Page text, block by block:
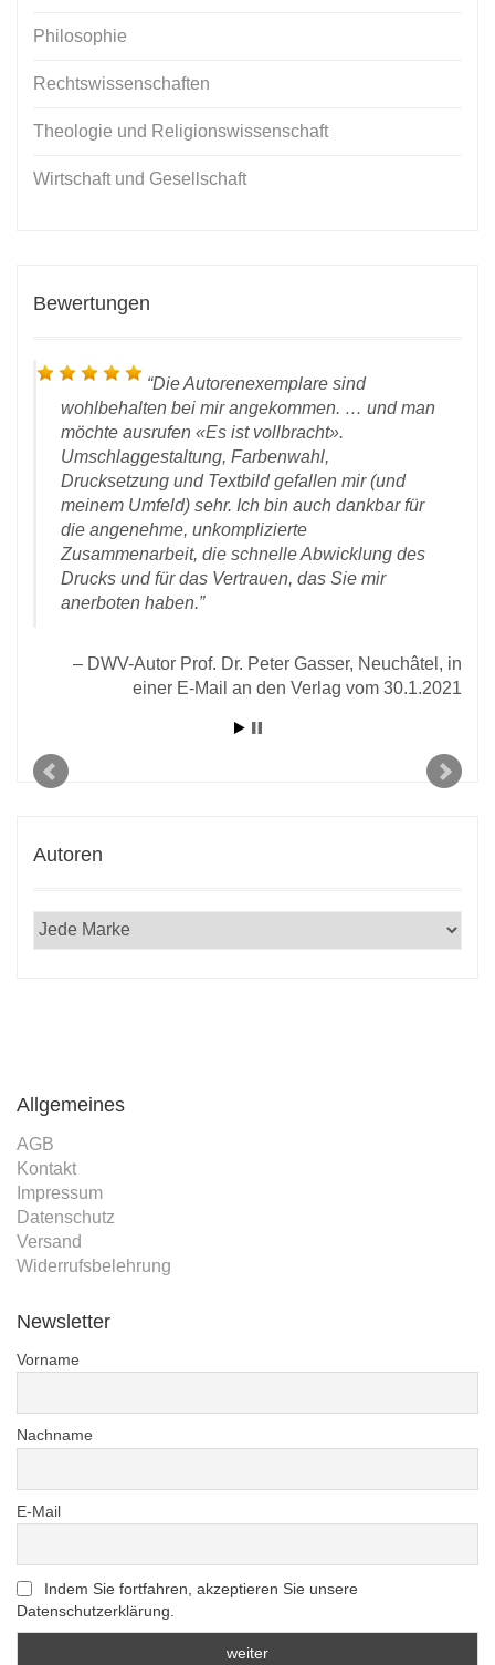
Philosophie
Rechtswissenschaften
Theologie und Religionswissenschaft
Wirtschaft und Gesellschaft
Bewertungen
Die Autorenexemplare sind
wohlbehalten bei mir angekommen. … und man
möchte ausrufen «Es ist vollbracht».
Umschlaggestaltung, Farbenwahl,
Drucksetzung und Textbild gefallen mir (und
meinem Umfeld) sehr. Ich bin auch dankbar für
die angenehme, unkomplizierte
Zusammenarbeit, die schnelle Abwicklung des
Drucks und für das Vertrauen, das Sie mir
anerboten haben.
DWV-Autor Prof. Dr. Peter Gasser, Neuchâtel, in
einer E-Mail an den Verlag vom 30.1.2021
Autoren
Allgemeines
AGB
Kontakt
Impressum
Datenschutz
Versand
Widerrufsbelehrung
Newsletter
Vorname
Nachname
E-Mail
Indem Sie fortfahren, akzeptieren Sie unsere
Datenschutzerklärung.